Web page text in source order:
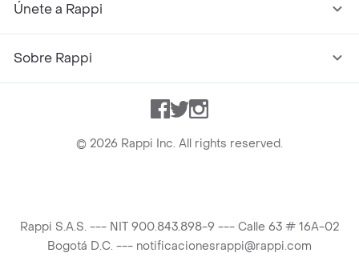
Únete a Rappi
Sobre Rappi
Facebook
TwitterInstagram
© 2026 Rappi Inc. All rights reserved.
Rappi S.A.S. --- NIT 900.843.898-9 --- Calle 63 # 16A-02
Bogotá D.C. --- notificacionesrappi@rappi.com